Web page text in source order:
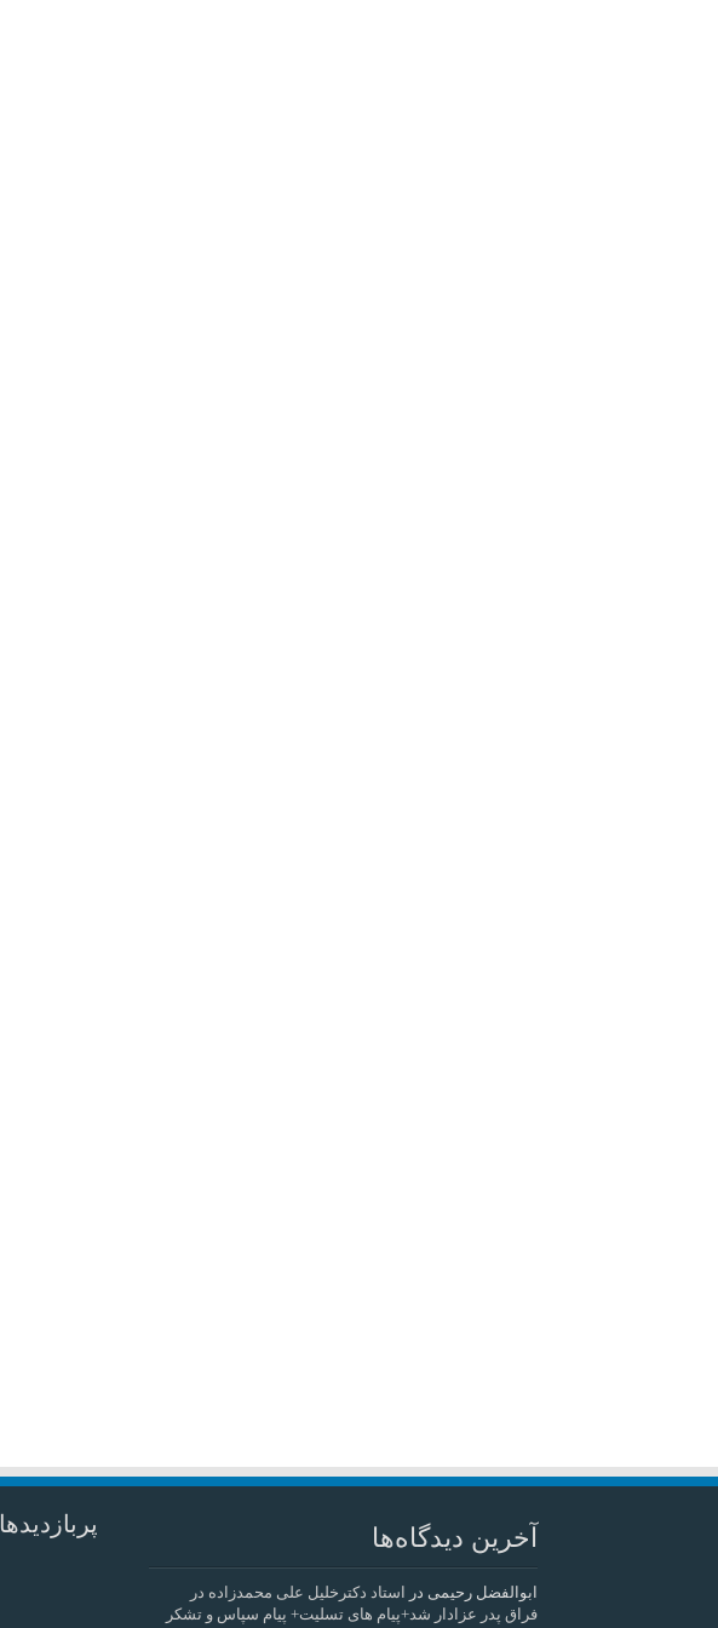
آخرین دیدگاه‌ها
ابوالفضل رحیمی در
استاد دکترخلیل علی محمدزاده در
فراق پدر عزادار شد+پیام های تسلیت+ پیام سپاس و تشکر
پربازدیدها